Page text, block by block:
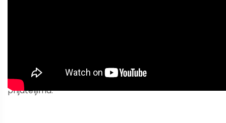
može biti koristan i drugima. Pošaljite ga ili podelite se
prijateljima.